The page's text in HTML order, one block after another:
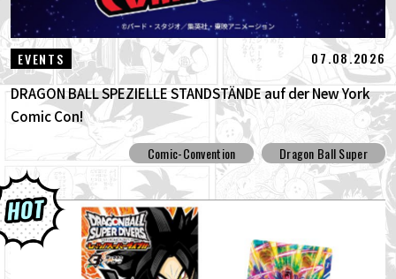
EVENTS 07.08.2026
DRAGON BALL SPEZIELLE STANDSTÄNDE auf der New York
Comic Con!
Comic-Convention Dragon Ball Super